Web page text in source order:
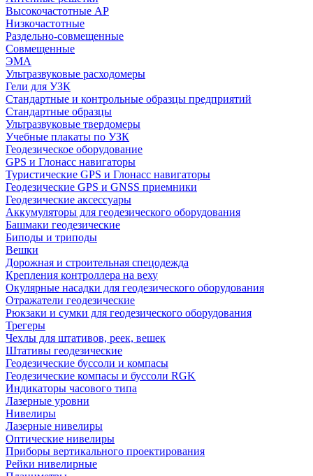
Высокочастотные АР
Низкочастотные
Раздельно-совмещенные
Совмещенные
ЭМА
Ультразвуковые расходомеры
Гели для УЗК
Стандартные и контрольные образцы предприятий
Стандартные образцы
Ультразвуковые твердомеры
Учебные плакаты по УЗК
Геодезическое оборудование
GPS и Глонасс навигаторы
Туристические GPS и Глонасс навигаторы
Геодезические GPS и GNSS приемники
Геодезические аксессуары
Аккумуляторы для геодезического оборудования
Башмаки геодезические
Биподы и триподы
Вешки
Дорожная и строительная спецодежда
Крепления контроллера на веху
Окулярные насадки для геодезического оборудования
Отражатели геодезические
Рюкзаки и сумки для геодезического оборудования
Трегеры
Чехлы для штативов, реек, вешек
Штативы геодезические
Геодезические буссоли и компасы
Геодезические компасы и буссоли RGK
Индикаторы часового типа
Лазерные уровни
Нивелиры
Лазерные нивелиры
Оптические нивелиры
Приборы вертикального проектирования
Рейки нивелирные